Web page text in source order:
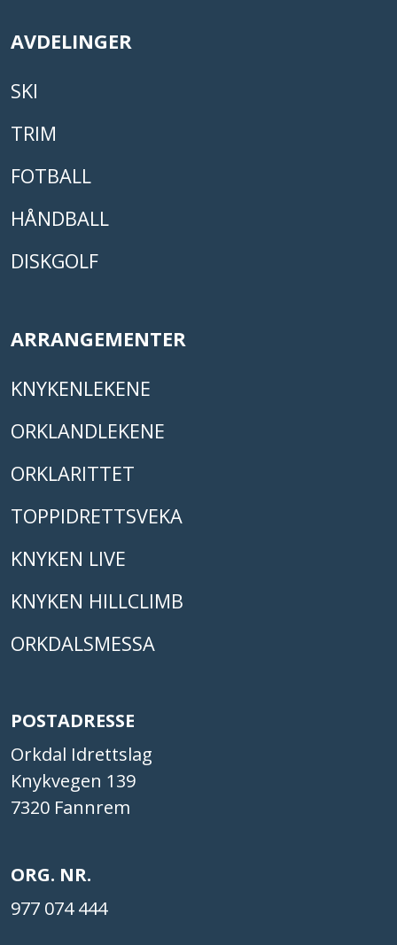
AVDELINGER
SKI
TRIM
FOTBALL
HÅNDBALL
DISKGOLF
ARRANGEMENTER
KNYKENLEKENE
ORKLANDLEKENE
ORKLARITTET
TOPPIDRETTSVEKA
KNYKEN LIVE
KNYKEN HILLCLIMB
ORKDALSMESSA
POSTADRESSE
Orkdal Idrettslag
Knykvegen 139
7320 Fannrem
ORG. NR.
977 074 444